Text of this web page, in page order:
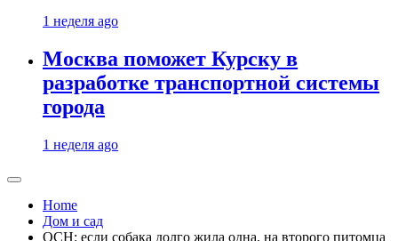
1 неделя ago
Москва поможет Курску в
разработке транспортной системы
города
1 неделя ago
Home
Дом и сад
ОСН: если собака долго жила одна, на второго питомца